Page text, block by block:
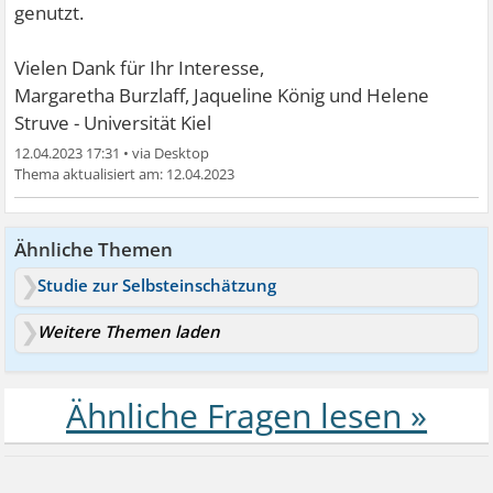
genutzt.
Vielen Dank für Ihr Interesse,
Margaretha Burzlaff, Jaqueline König und Helene
Struve - Universität Kiel
12.04.2023 17:31 •
12.04.2023
Ähnliche Themen
Studie zur Selbsteinschätzung
Weitere Themen laden